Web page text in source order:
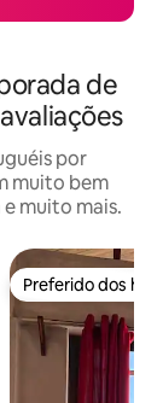
de
por
muito bem
muito mais.
Preferido dos
Preferido dos